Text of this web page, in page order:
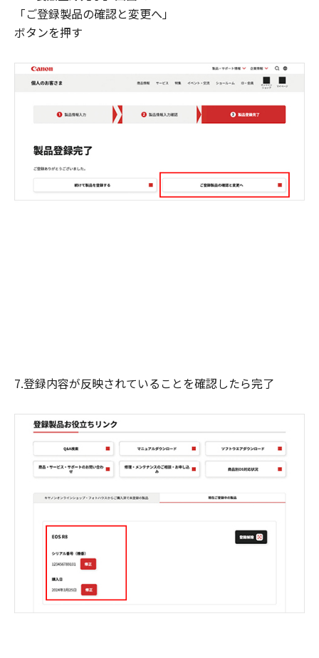
「ご登録製品の確認と変更へ」
ボタンを押す
7.登録内容が反映されていることを確認したら完了